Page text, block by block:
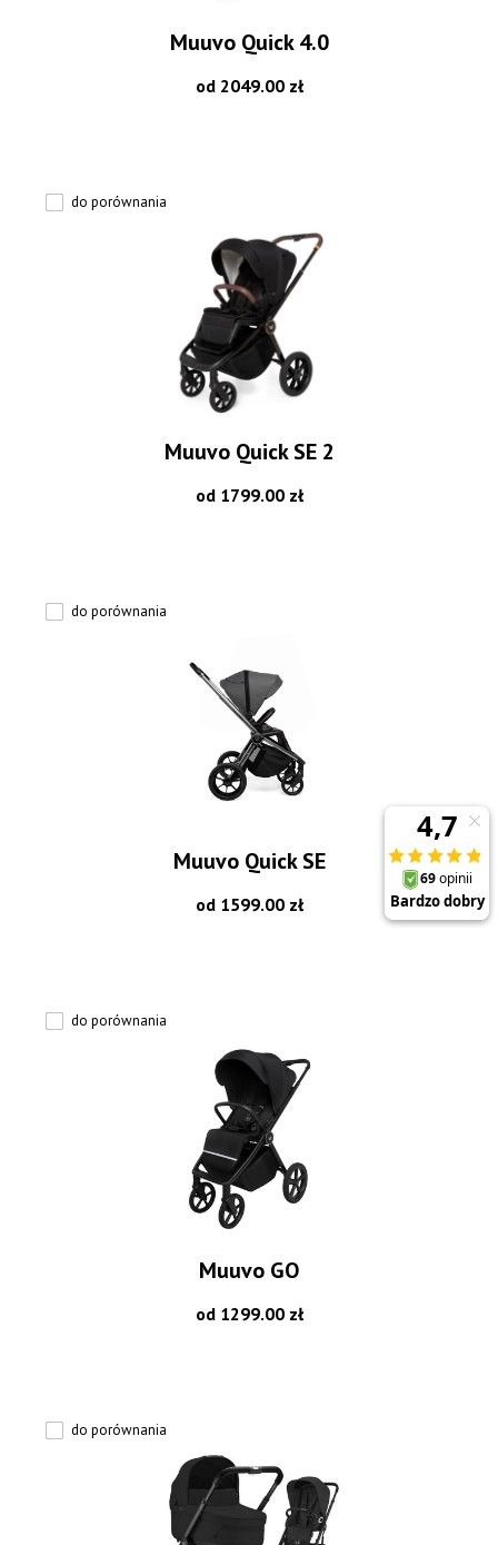
Muuvo Quick 4.0
od 2049.00 zł
do porównania
Muuvo Quick SE 2
od 1799.00 zł
do porównania
Muuvo Quick SE
od 1599.00 zł
do porównania
Muuvo GO
od 1299.00 zł
do porównania